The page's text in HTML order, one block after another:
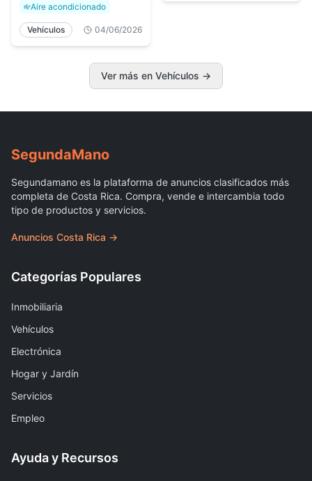
Aire acondicionado
Vehículos 04/06/2026
Ver más en Vehículos →
SegundaMano
Segundamano es la plataforma de anuncios clasificados más
completa de Costa Rica. Compra, vende e intercambia todo
tipo de productos y servicios.
Anuncios Costa Rica →
Categorías Populares
Inmobiliaria
Vehículos
Electrónica
Hogar y Jardín
Servicios
Empleo
Ayuda y Recursos